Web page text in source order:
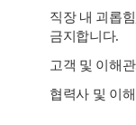
직장 내 괴롭
금지합니다.
고객 및 이해
협력사 및 이